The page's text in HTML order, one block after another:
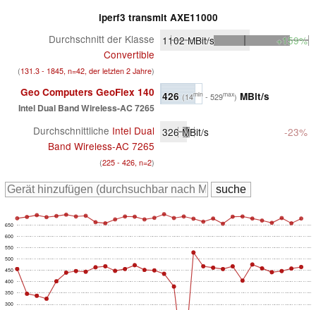
iperf3 transmit AXE11000
Durchschnitt der Klasse
Convertible
(131.3 - 1845, n=42, der letzten 2 Jahre)
1102MBit/s +159%
Geo Computers GeoFlex 140
Intel Dual Band Wireless-AC 7265
426 (14min - 529max) MBit/s
Durchschnittliche Intel Dual
Band Wireless-AC 7265
(225 - 426, n=2)
326MBit/s -23%
300
350
400
450
500
550
600
650